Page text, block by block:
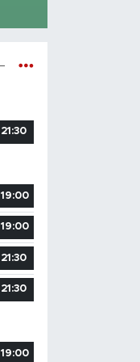
21:30
19:00
19:00
21:30
21:30
19:00